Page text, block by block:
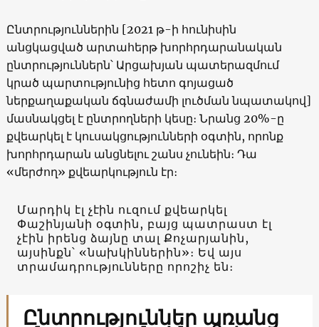
Ընտրություններին [2021 թ-ի հունիսին
անցկացված արտահերթ խորհրդարանական
ընտրություններն՝ Արցախյան պատերազմում
կրած պարտությունից հետո գոյացած
ներքաղաքական ճգնաժամի լուծման նպատակով]
մասնակցել է ընտրողների կեսը։ Նրանց 20%-ը
քվեարկել է կուսակցությունների օգտին, որոնք
խորհրդարան անցնելու շանս չունեին։ Դա
«մերժող» քվեարկություն էր։
Մարդիկ էլ չէին ուզում քվեարկել
Փաշինյանի օգտին, բայց պատրաստ էլ
չէին իրենց ձայնը տալ Քոչարյանին,
այսինքն՝ «նախկիններին»։ Եվ այս
տրամադրությունները որոշիչ են։
Ընտրություններ առանց